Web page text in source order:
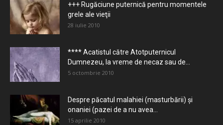
+++ Rugăciune puternică pentru momentele
grele ale vieţii
28 iulie 2010
**** Acatistul către Atotputernicul
Dumnezeu, la vreme de necaz sau de...
5 octombrie 2010
Despre păcatul malahiei (masturbării) şi
onaniei (pazei de a nu avea...
15 aprilie 2010